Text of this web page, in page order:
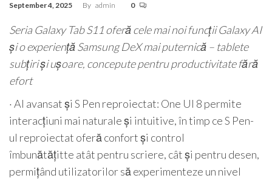
September 4, 2025 By admin 0
Seria Galaxy Tab S11 oferă cele mai noi funcții Galaxy AI
și o experiență Samsung DeX mai puternică – tablete
subțiri și ușoare, concepute pentru productivitate fără
efort
· AI avansat și S Pen reproiectat: One UI 8 permite
interacțiuni mai naturale și intuitive, în timp ce S Pen-
ul reproiectat oferă confort și control
îmbunătățitte atât pentru scriere, cât și pentru desen,
permițând utilizatorilor să experimenteze un nivel